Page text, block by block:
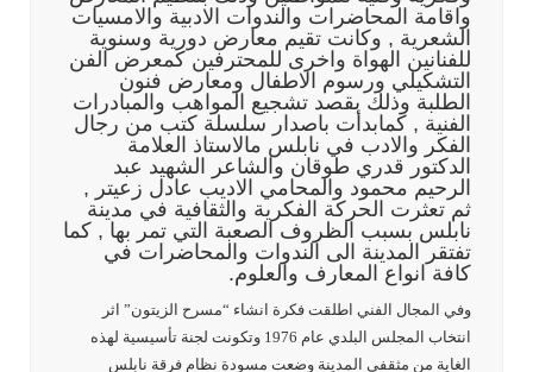
واقامة المحاضرات والندوات الادبية والامسيات
الشعرية , وكانت تقيم معارض دورية وسنوية
للفنانين الهواة واخرى للمحترفين كمعرض الفن
التشكيلي ورسوم الاطفال ومعارض فنون
الطلبة وذلك بقصد تشجيع المواهب والمبادرات
الفنية , كمابدأت باصدار سلسلة كتب من رجال
الفكر والادب في نابلس مالاستاذ العلامة
الدكتور قدري طوقان والشاعر الشهيد عبد
الرحيم محمود والمحامي الاديب عادل زعيتر ,
ثم تعثرت الحركة الفكرية والثقافية في مدينة
نابلس بسبب الظروف الصعبة التي تمر بها , كما
تفتقر المدينة الى الندوات والمحاضرات في
كافة انواع المعارف والعلوم.
وفي المجال الفني اطلقت فكرة انشاء “مسرح الزيتون” اثر
انتخاب المجلس البلدي عام 1976 وتكونت لجنة تأسيسية لهذه
الغاية من مثقفي المدينة وضعت مسودة نظام فرقة نابلس